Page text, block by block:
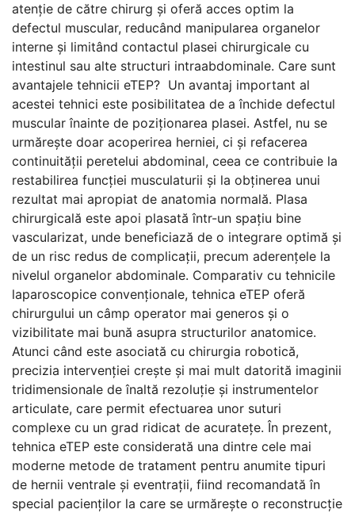
atenție de către chirurg și oferă acces optim la
defectul muscular, reducând manipularea organelor
interne și limitând contactul plasei chirurgicale cu
intestinul sau alte structuri intraabdominale. Care sunt
avantajele tehnicii eTEP? Un avantaj important al
acestei tehnici este posibilitatea de a închide defectul
muscular înainte de poziționarea plasei. Astfel, nu se
urmărește doar acoperirea herniei, ci și refacerea
continuității peretelui abdominal, ceea ce contribuie la
restabilirea funcției musculaturii și la obținerea unui
rezultat mai apropiat de anatomia normală. Plasa
chirurgicală este apoi plasată într-un spațiu bine
vascularizat, unde beneficiază de o integrare optimă și
de un risc redus de complicații, precum aderențele la
nivelul organelor abdominale. Comparativ cu tehnicile
laparoscopice convenționale, tehnica eTEP oferă
chirurgului un câmp operator mai generos și o
vizibilitate mai bună asupra structurilor anatomice.
Atunci când este asociată cu chirurgia robotică,
precizia intervenției crește și mai mult datorită imaginii
tridimensionale de înaltă rezoluție și instrumentelor
articulate, care permit efectuarea unor suturi
complexe cu un grad ridicat de acuratețe. În prezent,
tehnica eTEP este considerată una dintre cele mai
moderne metode de tratament pentru anumite tipuri
de hernii ventrale și eventrații, fiind recomandată în
special pacienților la care se urmărește o reconstrucție